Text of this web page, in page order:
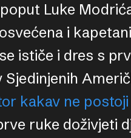
Luke
i
ističe i dres s
kakav ne
ruke doživjeti